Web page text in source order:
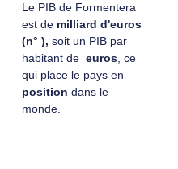
Le PIB de Formentera
est de milliard d'euros
(n° ), soit un PIB par
habitant de euros , ce
qui place le pays en
position dans le
monde.